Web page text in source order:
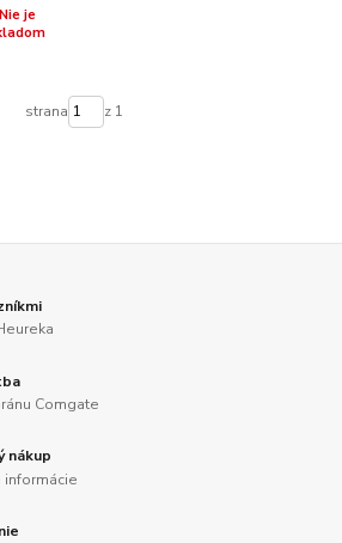
Nie je
strana z 1
Comgate
nákup
informácie